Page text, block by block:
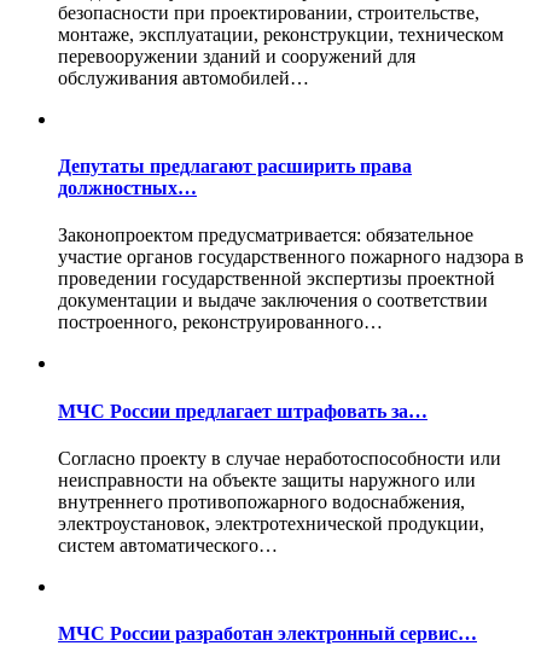
безопасности при проектировании, строительстве,
монтаже, эксплуатации, реконструкции, техническом
перевооружении зданий и сооружений для
обслуживания автомобилей…
Депутаты предлагают расширить права
должностных…
Законопроектом предусматривается: обязательное
участие органов государственного пожарного надзора в
проведении государственной экспертизы проектной
документации и выдаче заключения о соответствии
построенного, реконструированного…
МЧС России предлагает штрафовать за…
Согласно проекту в случае неработоспособности или
неисправности на объекте защиты наружного или
внутреннего противопожарного водоснабжения,
электроустановок, электротехнической продукции,
систем автоматического…
МЧС России разработан электронный сервис…